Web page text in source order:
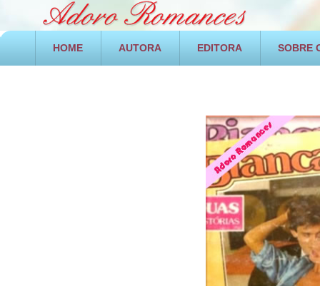
HOME AUTORA EDITORA SOBRE